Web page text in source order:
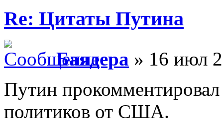
Re: Цитаты Путина
Баядера » 16 июл
Путин прокомментировал
политиков от США.